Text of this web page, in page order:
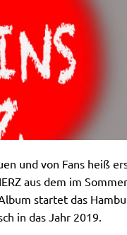
und von Fans heiß
aus dem im
startet das
in das Jahr 2019.